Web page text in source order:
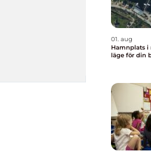
01. aug
Hamnplats i nacka så
läge för din